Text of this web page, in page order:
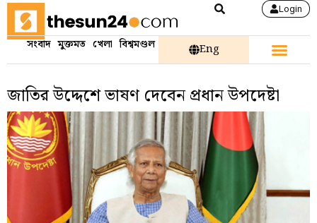
Login
সংবাদ মুক্তমত খেলা বিশ্বমণ্ডল Eng
জাতির উদ্দেশে ভাষণ দেবেন প্রধান উপদেষ্টা